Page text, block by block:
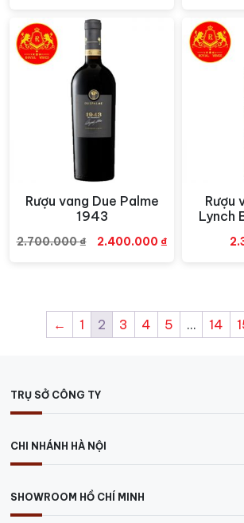
là:
3.260.000 ₫.
2.950.000 ₫.
Xem nhanh
Rượu vang Due Palme
1943
2.700.000₫
Giá
2.400.000 ₫Giá
Rượu
Lynch
← 1 2 3 4 5 … 14
TRỤ SỞ CÔNG TY
CHI NHÁNH HÀ NỘI
SHOWROOM HỒ CHÍ MINH